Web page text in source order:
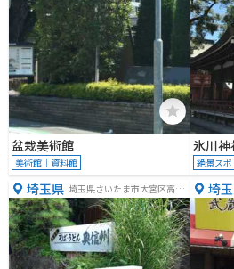
盆栽美術館
美術館｜資料館
氷川神
絶景スポ
埼玉県 埼玉県さいたま市大宮区高鼻
町２丁目３２０−５３
埼